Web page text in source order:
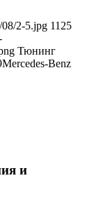
08/2-5.jpg 1125
Тюнинг
Mercedes-Benz
и